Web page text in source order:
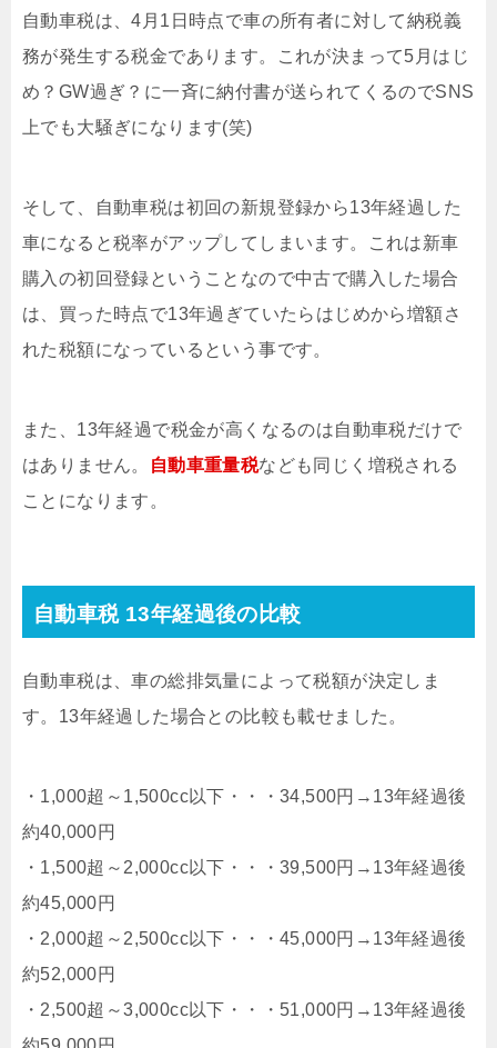
自動車税は、4月1日時点で車の所有者に対して納税義
務が発生する税金であります。これが決まって5月はじ
め？GW過ぎ？に一斉に納付書が送られてくるのでSNS
上でも大騒ぎになります(笑)
そして、自動車税は初回の新規登録から13年経過した
車になると税率がアップしてしまいます。これは新車
購入の初回登録ということなので中古で購入した場合
は、買った時点で13年過ぎていたらはじめから増額さ
れた税額になっているという事です。
また、13年経過で税金が高くなるのは自動車税だけで
はありません。
自動車重量税なども同じく増税される
ことになります。
自動車税 13年経過後の比較
自動車税は、車の総排気量によって税額が決定しま
す。13年経過した場合との比較も載せました。
・1,000超～1,500cc以下・・・34,500円→13年経過後
約40,000円
・1,500超～2,000cc以下・・・39,500円→13年経過後
約45,000円
・2,000超～2,500cc以下・・・45,000円→13年経過後
約52,000円
・2,500超～3,000cc以下・・・51,000円→13年経過後